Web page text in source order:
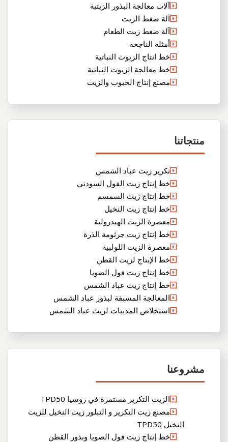
آلات معالجة البذور الزيتية
آلة ضغط الزيت
آلة ضغط زيت الطعام
أمثلة الناجحة
خط انتاج الزيوت النباتية
خط معالجة الزيوت النباتية
مصنع إنتاج الحبوب والزيت
منتجاتنا
تكرير زيت عباد الشمس
خط إنتاج زيت الفول السودني
خط إنتاج زيت السمسم
خط إنتاج زيت النخيل
معصرة الزيت الهيدرولية
خط إنتاج زيت جرثومة الذرة
معصرة الزيت اللولبية
خط الإنتاج لزيت القطن
خط إنتاج زيت فول الصويا
خط إنتاج زيت عباد الشمس
المعالجة المسبقة لبذور عباد الشمس
استخلاص المذيبات لزيت عباد الشمس
مشروعنا
الزيت التكرير مستمرة في روسيا TPD50
مصنع زيت التكرير و التبلور زيت النخيل للزيت
النخيل TPD50
خط إنتاج زيت فول الصويا وبذور القطن